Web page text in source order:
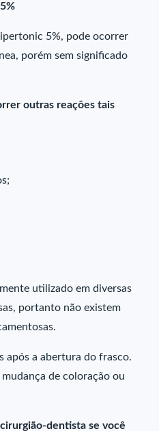
5%, pode ocorrer
porém sem significado
outras reações tais
utilizado em diversas
portanto não existem
após a abertura do frasco.
de coloração ou
dentista se você